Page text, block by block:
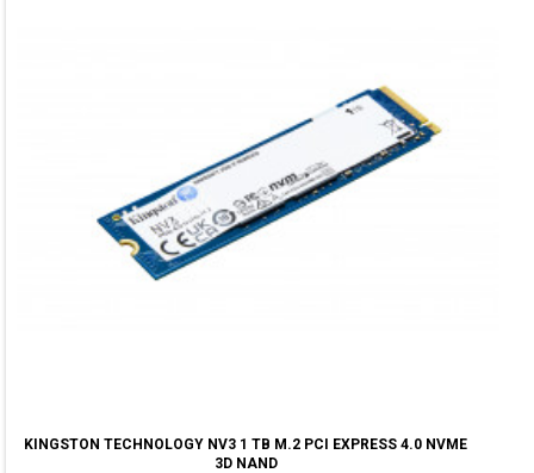
KINGSTON TECHNOLOGY NV3 1 TB M.2 PCI EXPRESS 4.0 NVME
3D NAND